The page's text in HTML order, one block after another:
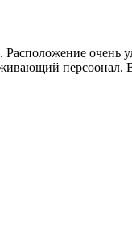
очень
персоонал.